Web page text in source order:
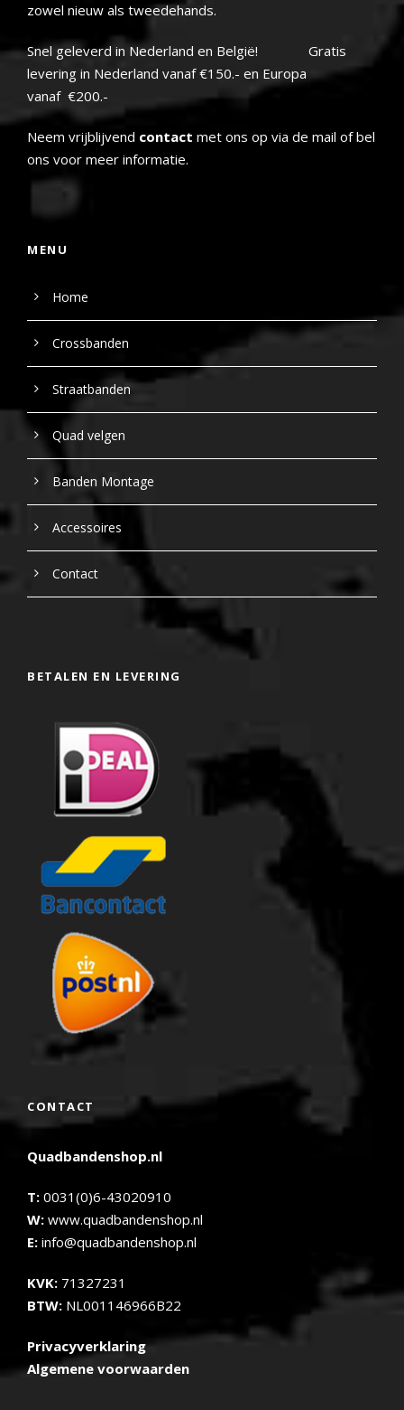
zowel nieuw als tweedehands.
Snel geleverd in Nederland en België! Gratis
levering in Nederland vanaf €150.- en Europa
vanaf €200.-
Neem vrijblijvend contact met ons op via de mail of bel
ons voor meer informatie.
MENU
Home
Crossbanden
Straatbanden
Quad velgen
Banden Montage
Accessoires
Contact
BETALEN EN LEVERING
CONTACT
Quadbandenshop.nl
T: 0031(0)6-43020910
W: www.quadbandenshop.nl
E: info@quadbandenshop.nl
KVK: 71327231
BTW: NL001146966B22
Privacyverklaring
Algemene voorwaarden